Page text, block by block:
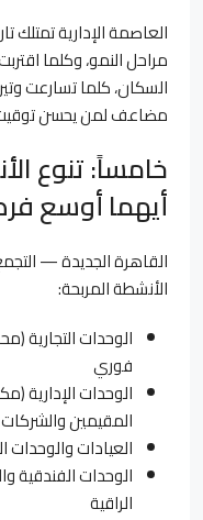
العاصمة الإدارية تمتلك
مراحل النمو، وكلما
السكان، كلما تسارعت
مضاعف لمن يحسن
خامساً: تنوع
أيهما أوسع
القاهرة الجديدة —
الأنشطة المربحة:
الوحدات التجارية
فوري
الوحدات
المقيمين والشركات
العيادات
الوحدات الفندقية
الراقية